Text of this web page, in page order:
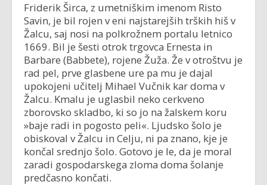
Friderik Širca, z umetniškim imenom Risto
Savin, je bil rojen v eni najstarejših trških hiš v
Žalcu, saj nosi na polkrožnem portalu letnico
1669. Bil je šesti otrok trgovca Ernesta in
Barbare (Babbete), rojene Žuža. Že v otroštvu je
rad pel, prve glasbene ure pa mu je dajal
upokojeni učitelj Mihael Vučnik kar doma v
Žalcu. Kmalu je uglasbil neko cerkveno
zborovsko skladbo, ki so jo na žalskem koru
»baje radi in pogosto peli«. Ljudsko šolo je
obiskoval v Žalcu in Celju, ni pa znano, kje je
končal srednjo šolo. Gotovo je le, da je moral
zaradi gospodarskega zloma doma šolanje
predčasno končati.